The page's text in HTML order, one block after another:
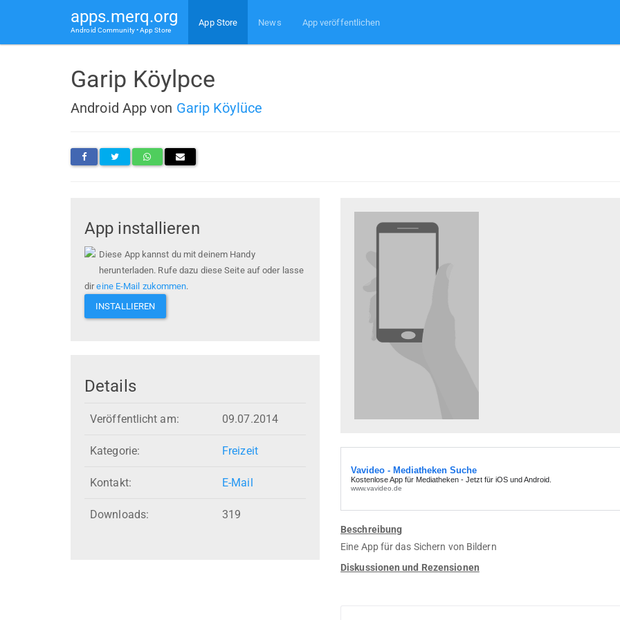
apps.merq.org
Android Community • App Store
App Store News App veröffentlichen
Garip Köylpce
Android App von Garip Köylüce
App installieren
Diese App kannst du mit deinem Handy
herunterladen. Rufe dazu diese Seite auf oder lasse
direine E-Mail zukommen.
INSTALLIEREN
Details
Veröffentlicht am: 09.07.2014
Kategorie: Freizeit
Kontakt: E-Mail
Downloads: 319
Beschreibung
Eine App für das Sichern von Bildern
Diskussionen und Rezensionen